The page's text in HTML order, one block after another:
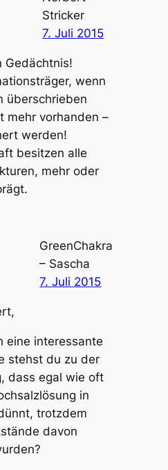
Stricker
7. Juli 2015
Gedächtnis!
wenn
überschrieben
mehr vorhanden –
werden!
besitzen alle
mehr oder
GreenChakra
– Sascha
7. Juli 2015
eine interessante
stehst du zu der
dass egal wie oft
in
trotzdem
davon